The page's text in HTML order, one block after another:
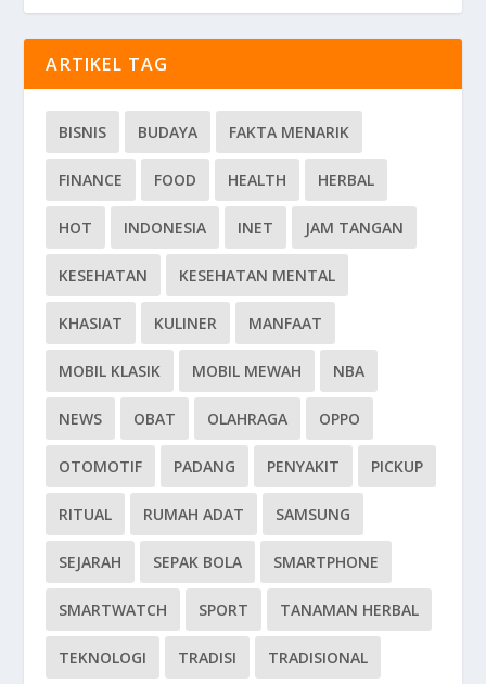
ARTIKEL TAG
BISNIS BUDAYA FAKTA MENARIK
FINANCE FOOD HEALTH HERBAL
HOT INDONESIA INET JAM TANGAN
KESEHATAN KESEHATAN MENTAL
KHASIAT KULINER MANFAAT
MOBIL KLASIK MOBIL MEWAH NBA
NEWS OBAT OLAHRAGA OPPO
OTOMOTIF PADANG PENYAKIT PICKUP
RITUAL RUMAH ADAT SAMSUNG
SEJARAH SEPAK BOLA SMARTPHONE
SMARTWATCH SPORT TANAMAN HERBAL
TEKNOLOGI TRADISI TRADISIONAL